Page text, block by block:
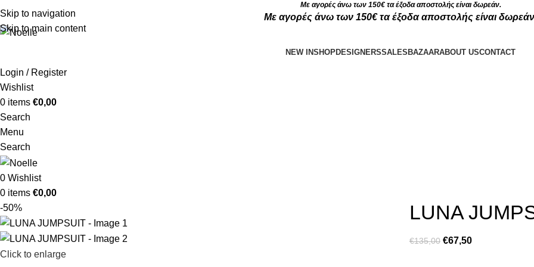
Skip to navigation
Skip to main content
Με αγορές άνω των 150€ τα έξοδα αποστολής είναι δωρεάν.
Με αγορές άνω των 150€ τα έξοδα αποστολής είναι
NEW INSHOPDESIGNERSSALES BAZAARABOUT USCONTACT
Login / Register
Wishlist
0 items €0,00
Search
Menu
Search
0 Wishlist
0 items €0,00
-50%
Click to enlarge
LUNA
€135,00 €67,50